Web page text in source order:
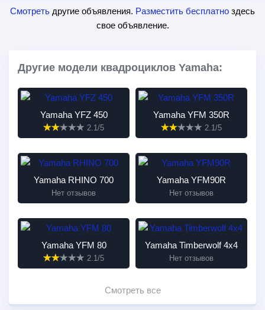
Смотреть другие объявления. Разместить бесплатно здесь
свое объявление.
Другие модели квадроциклов Yamaha:
Yamaha YFZ 450
2.1/5
Yamaha YFM 350R
2.1/5
Yamaha RHINO 700
Нет отзывов
Yamaha YFM90R
Нет отзывов
Yamaha YFM 80
2.1/5
Yamaha Timberwolf 4x4
Нет отзывов
Смотреть все